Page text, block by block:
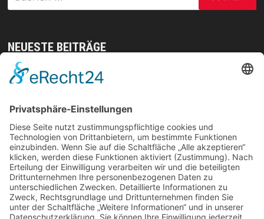
nach:
NEUESTE BEITRÄGE
Mit gezielten Übungen zur Sicherheit in allen
Sprachaufgaben mühelos
Vom Kern zur Ernte: So legst du den Grundstein
für deinen Erfolg im Homegrow
Effiziente Wassernutzung im Brandschutz: Was
Lagerstrategien wirklich verändern können
Trennungen ohne Fallstricke: So schützen Sie Ihr